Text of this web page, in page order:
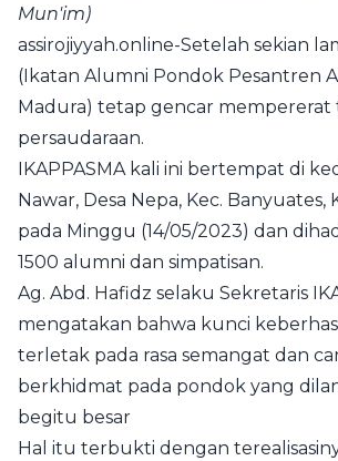
Mun'im)
assirojiyyah.online-Setelah sekian
(Ikatan Alumni Pondok Pesantren
Madura) tetap gencar mempererat
persaudaraan.
IKAPPASMA kali ini bertempat di
Nawar, Desa Nepa, Kec. Banyuates,
pada Minggu (14/05/2023) dan
1500 alumni dan simpatisan.
Ag. Abd. Hafidz selaku Sekretaris
mengatakan bahwa kunci
terletak pada rasa semangat dan
berkhidmat pada pondok yang
begitu besar
Hal itu terbukti dengan